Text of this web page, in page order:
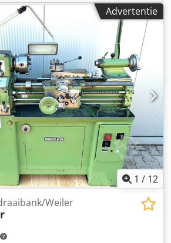
L x B x H 1,5 x 0,6 x 1,2 meter /
Advertentie
1 / 12
Weiler